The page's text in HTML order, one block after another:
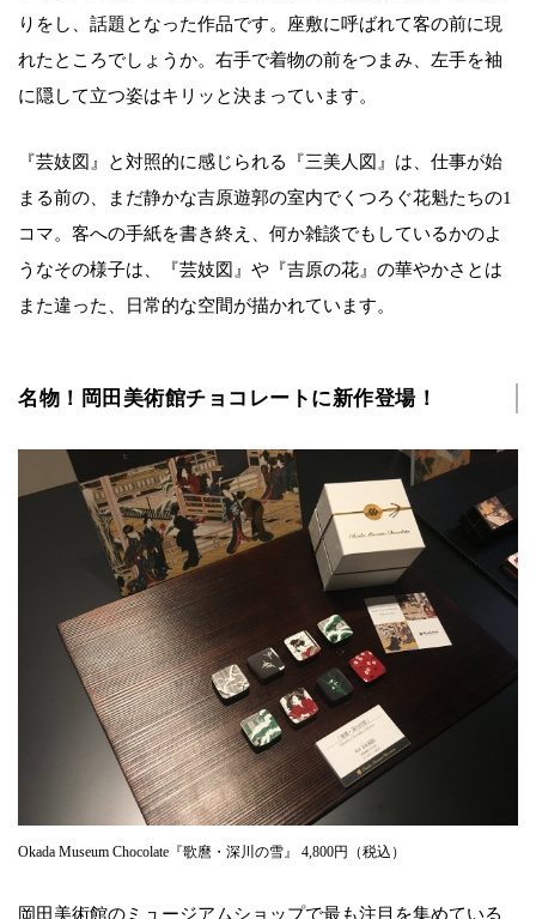
りをし、話題となった作品です。座敷に呼ばれて客の前に現
れたところでしょうか。右手で着物の前をつまみ、左手を袖
に隠して立つ姿はキリッと決まっています。
『芸妓図』と対照的に感じられる『三美人図』は、仕事が始
まる前の、まだ静かな吉原遊郭の室内でくつろぐ花魁たちの1
コマ。客への手紙を書き終え、何か雑談でもしているかのよ
うなその様子は、『芸妓図』や『吉原の花』の華やかさとは
また違った、日常的な空間が描かれています。
名物！岡田美術館チョコレートに新作登場！
Okada Museum Chocolate『歌麿・深川の雪』 4,800円（税込）
岡田美術館のミュージアムショップで最も注目を集めている